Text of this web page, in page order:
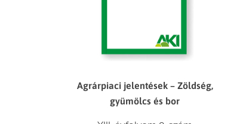
Agrárpiaci jelentések – Zöldség,
gyümölcs és bor